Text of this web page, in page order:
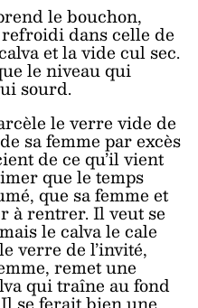
le bouchon,
refroidi dans celle de
et la vide cul sec.
le niveau qui
sourd.
le verre vide de
sa femme par excès
de ce qu’il vient
que le temps
que sa femme et
à rentrer. Il veut se
le calva le cale
verre de l’invité,
remet une
qui traîne au fond